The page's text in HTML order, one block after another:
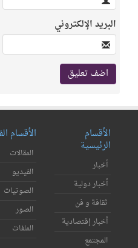
البريد الإلكتروني
الأقسام
الرئيسية
أخبار
أخبار دولية
ثقافة و فن
أخبار إقتصادية
المجتمع
الأقسام
المقالات
الفيديو
الصوتيات
الصور
الملفات